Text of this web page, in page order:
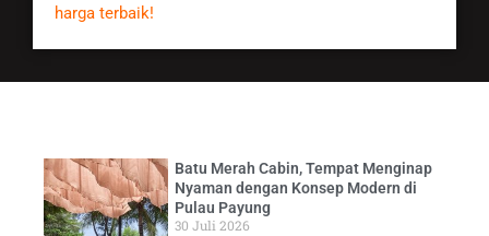
harga terbaik!
Batu Merah Cabin, Tempat Menginap
Nyaman dengan Konsep Modern di
Pulau Payung
30 Juli 2026